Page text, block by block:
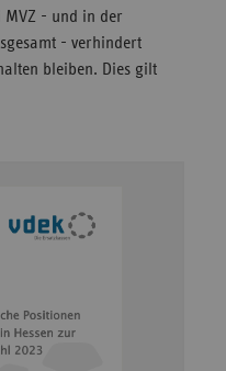
MVZ - und in der
- verhindert
bleiben. Dies gilt